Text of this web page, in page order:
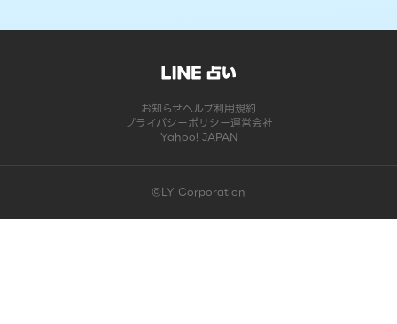
お知らせヘルプ利用規約
プライバシーポリシー運営会社
Yahoo! JAPAN
©LY Corporation
このコンテンツは掲載が終了しました | LINE占い